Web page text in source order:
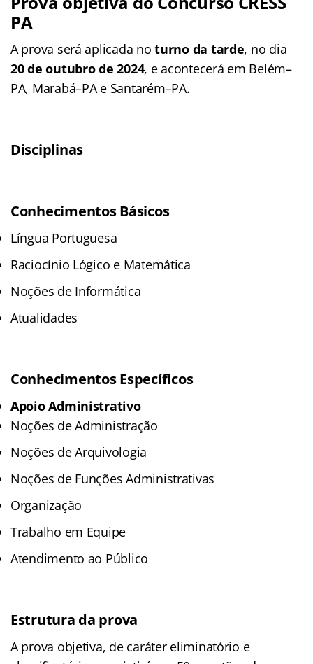
PA
A prova será aplicada noturno da tarde, no dia
20 de outubro de 2024, e acontecerá em Belém–
PA, Marabá–PA e Santarém–PA.
Disciplinas
Conhecimentos Básicos
Língua Portuguesa
Raciocínio Lógico e Matemática
Noções de Informática
Atualidades
Conhecimentos Específicos
Apoio Administrativo
Noções de Administração
Noções de Arquivologia
Noções de Funções Administrativas
Organização
Trabalho em Equipe
Atendimento ao Público
Estrutura da prova
A prova objetiva, de caráter eliminatório e